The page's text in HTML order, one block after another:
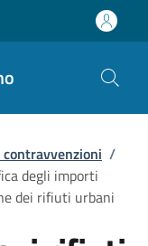
/
degli importi
dei rifiuti urbani